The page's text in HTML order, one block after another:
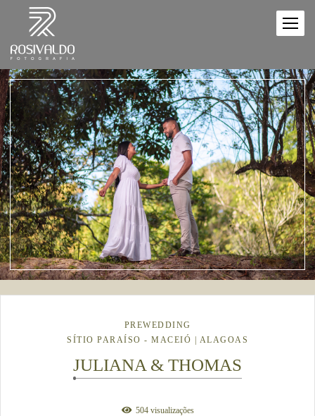
PREWEDDING
SÍTIO PARAÍSO - MACEIÓ | ALAGOAS
JULIANA & THOMAS
504visualizações